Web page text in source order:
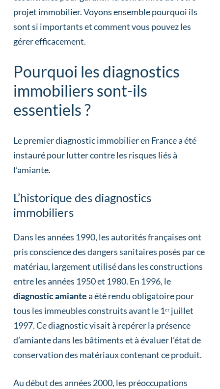
projet immobilier. Voyons ensemble pourquoi ils
sont si importants et comment vous pouvez les
gérer efficacement.
Pourquoi les diagnostics
immobiliers sont-ils
essentiels ?
Le premier diagnostic immobilier en France a été
instauré pour lutter contre les risques liés à
l’amiante.
L’historique des diagnostics
immobiliers
Dans les années 1990, les autorités françaises ont
pris conscience des dangers sanitaires posés par ce
matériau, largement utilisé dans les constructions
entre les années 1950 et 1980. En 1996, le
diagnostic amiantea été rendu obligatoire pour
tous les immeubles construits avant le 1ᵉʳ juillet
1997. Ce diagnostic visait à repérer la présence
d’amiante dans les bâtiments et à évaluer l’état de
conservation des matériaux contenant ce produit.
Au début des années 2000, les préoccupations